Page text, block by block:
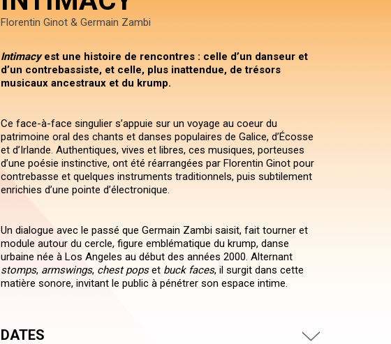
Florentin Ginot & Germain Zambi
Intimacyest une histoire de rencontres : celle d’un danseur et
d’un contrebassiste, et celle, plus inattendue, de trésors
musicaux ancestraux et du krump.
Ce face-à-face singulier s’appuie sur un voyage au coeur du
patrimoine oral des chants et danses populaires de Galice, d’Écosse
et d’Irlande. Authentiques, vives et libres, ces musiques, porteuses
d’une poésie instinctive, ont été réarrangées par Florentin Ginot pour
contrebasse et quelques instruments traditionnels, puis subtilement
enrichies d’une pointe d’électronique.
Un dialogue avec le passé que Germain Zambi saisit, fait tourner et
module autour du cercle, figure emblématique du krump, danse
urbaine née à Los Angeles au début des années 2000. Alternant
stomps, armswings, chest popsetbuck faces, il surgit dans cette
matière sonore, invitant le public à pénétrer son espace intime.
DATES